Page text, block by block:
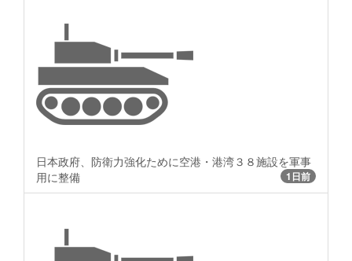
日本政府、防衛力強化ために空港・港湾３８施設を軍事
用に整備
1日前